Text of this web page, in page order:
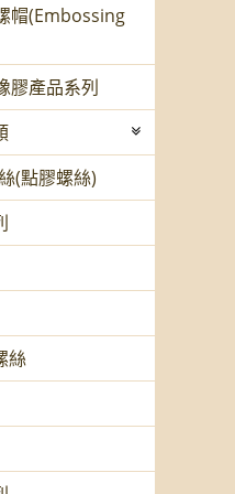
帽(Embossing
膠產品系列
(點膠螺絲)
絲